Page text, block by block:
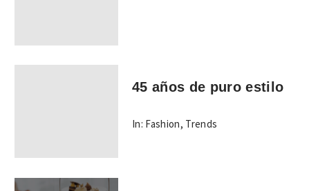
45 años de puro estilo
In: Fashion, Trends